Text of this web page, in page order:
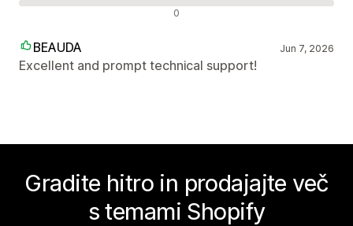
0
BEAUDA Jun 7, 2026
Excellent and prompt technical support!
Gradite hitro in prodajajte več
s temami Shopify